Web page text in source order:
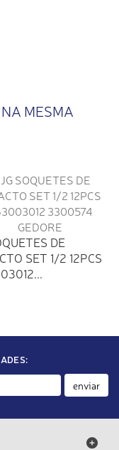
MESMA
DE
SET 1/2 12PCS
enviar